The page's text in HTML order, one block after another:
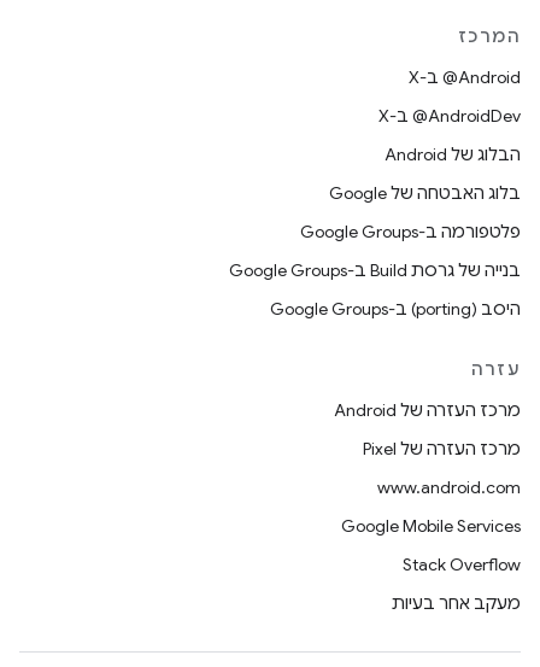
המרכז
‫‎@Android ב-X
‫‎@AndroidDev ב-X
הבלוג של Android
בלוג האבטחה של Google
פלטפורמה ב-Google Groups
בנייה של גרסת Build ב-Google Groups
היסב (porting) ב-Google Groups
עזרה
מרכז העזרה של Android
מרכז העזרה של Pixel
www.android.com
Google Mobile Services
Stack Overflow
מעקב אחר בעיות